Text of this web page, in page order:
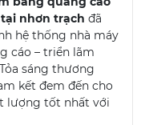
nhơn trạch đã
hệ thống nhà máy
cáo – triển lãm
sáng thương
kết đem đến cho
lượng tốt nhất với